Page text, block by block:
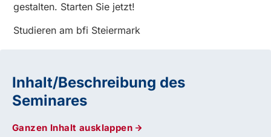
gestalten. Starten Sie jetzt!
Studieren am bfi Steiermark
Inhalt/Beschreibung des
Seminares
Ganzen Inhalt ausklappen